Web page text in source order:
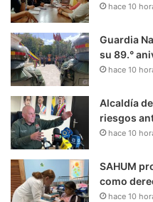
hace 10
Guardia
su 89.°
hace 10
Alcaldía
riesgos
hace 10
SAHUM
como
hace 10